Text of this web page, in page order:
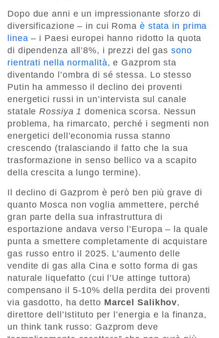
Dopo due anni e un impressionante sforzo di
diversificazione – in cui Roma è stata in prima
linea – i Paesi europei hanno ridotto la quota
di dipendenza all’8%, i prezzi del gassono
rientrati nella normalità, e Gazprom sta
diventando l’ombra di sé stessa. Lo stesso
Putin ha ammesso il declino dei proventi
energetici russi in un’intervista sul canale
stataleRossiya 1 domenica scorsa. Nessun
problema, ha rimarcato, perché i segmenti non
energetici dell’economia russa stanno
crescendo (tralasciando il fatto che la sua
trasformazione in senso bellico va a scapito
della crescita a lungo termine).
Il declino di Gazprom è però ben più grave di
quanto Mosca non voglia ammettere, perché
gran parte della sua infrastruttura di
esportazione andava verso l’Europa – la quale
punta a smettere completamente di acquistare
gas russo entro il 2025. L’aumento delle
vendite di gas alla Cina e sotto forma di gas
naturale liquefatto (cui l’Ue attinge tuttora)
compensano il 5-10% della perdita dei proventi
via gasdotto, ha detto Marcel Salikhov,
direttore dell’Istituto per l’energia e la finanza,
un think tank russo: Gazprom deve